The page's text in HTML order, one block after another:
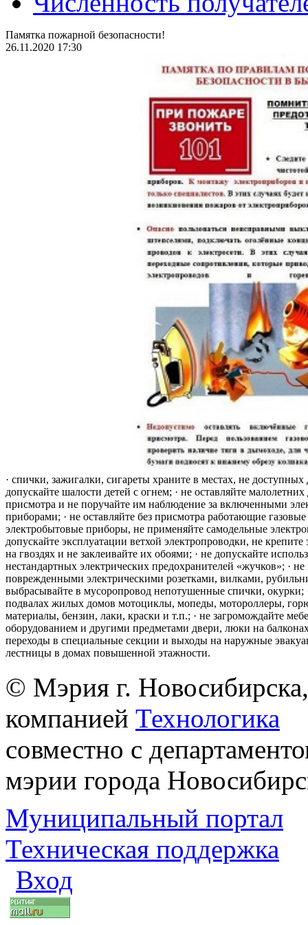
Памятка пожарной безопасности!
26.11.2020 17:30
· спички, зажигалки, сигареты храните в местах, не доступных
допускайте шалости детей с огнем; · не оставляйте малолетних
присмотра и не поручайте им наблюдение за включенными
приборами; · не оставляйте без присмотра работающие
электробытовые приборы, не применяйте самодельные
допускайте эксплуатации ветхой электропроводки, не крепите
на гвоздях и не заклеивайте их обоями; · не допускайте
нестандартных электрических предохранителей «жучков»; · не
поврежденными электрическими розетками, вилками,
выбрасывайте в мусоропровод непотушенные спички, окурки;
подвалах жилых домов мотоциклы, мопеды, мотороллеры,
материалы, бензин, лаки, краски и т.п.; · не загромождайте
оборудованием и другими предметами двери, люки на
переходы в специальные секции и выходы на наружные
лестницы в домах повышенной этажности.
© Мэрия г.
компанией Технологика
совместно с
мэрии города
Муниципальный портал
Техническая поддержка
Вход